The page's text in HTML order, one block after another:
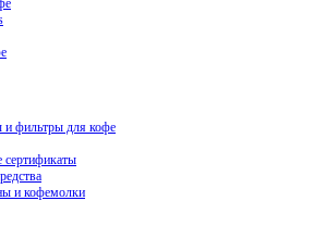
фильтры для кофе
и кофемолки